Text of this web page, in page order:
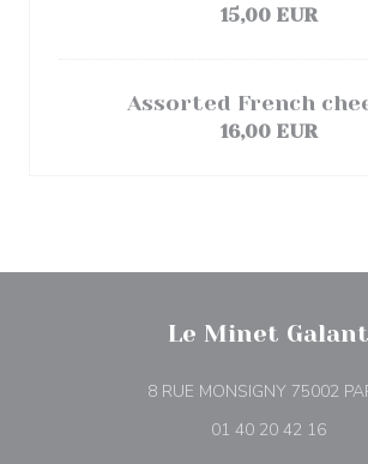
15,00 EUR
Assorted French
16,00 EUR
Le Minet Galant
8 RUE MONSIGNY 75002
01 40 20 42 16